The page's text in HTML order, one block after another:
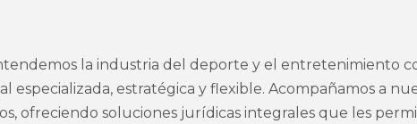
la industria del deporte y el entretenimiento
especializada, estratégica y flexible. Acompañamos a
ofreciendo soluciones jurídicas integrales que les